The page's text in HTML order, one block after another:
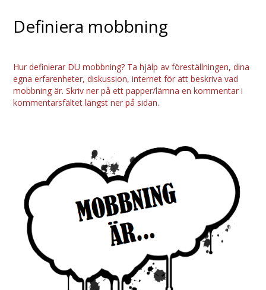
Definiera mobbning
Hur definierar DU mobbning? Ta hjälp av föreställningen, dina
egna erfarenheter, diskussion, internet för att beskriva vad
mobbning är. Skriv ner på ett papper/lämna en kommentar i
kommentarsfältet längst ner på sidan.